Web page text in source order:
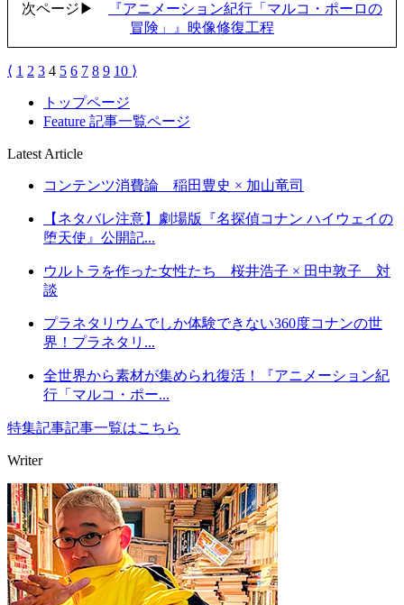
次ページ▶
『アニメーション紀行「マルコ・ポーロの
冒険」』映像修復工程
⟨ 1 2 3 4 5 6 7 8 9 10 ⟩
トップページ
Feature 記事一覧ページ
Latest Article
コンテンツ消費論 稲田豊史 × 加山竜司
【ネタバレ注意】劇場版『名探偵コナン ハイウェイの
堕天使』公開記...
ウルトラを作った女性たち 桜井浩子 × 田中敦子 対
談
プラネタリウムでしか体験できない360度コナンの世
界！プラネタリ...
全世界から素材が集められ復活！『アニメーション紀
行「マルコ・ポー...
特集記事記事一覧はこちら
Writer